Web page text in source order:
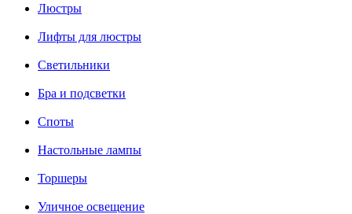
Люстры
Лифты для люстры
Светильники
Бра и подсветки
Споты
Настольные лампы
Торшеры
Уличное освещение